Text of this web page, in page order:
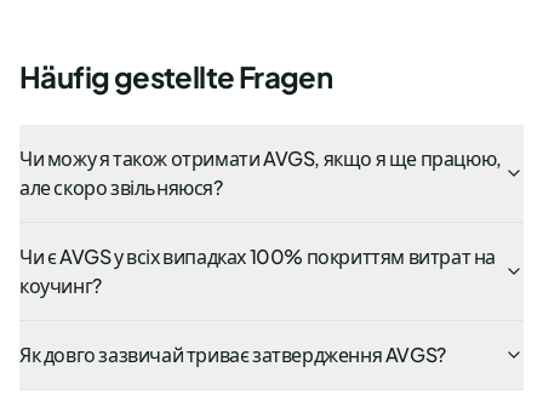
Häufig gestellte Fragen
Чи можу я також отримати AVGS, якщо я ще працюю,
але скоро звільняюся?
Чи є AVGS у всіх випадках 100% покриттям витрат на
коучинг?
Як довго зазвичай триває затвердження AVGS?